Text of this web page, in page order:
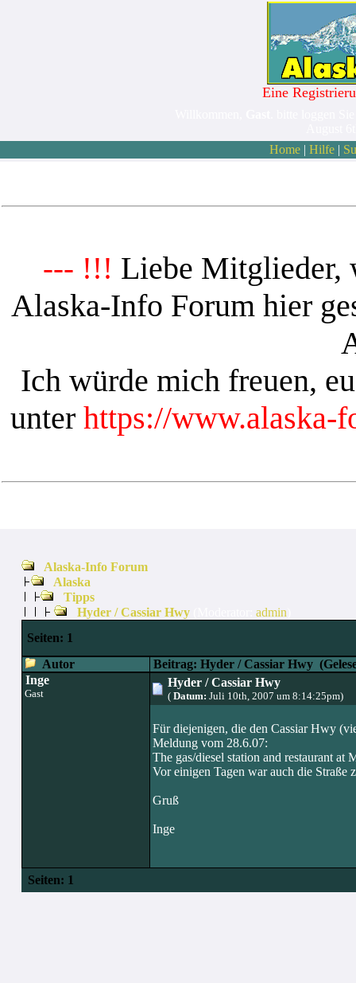
Eine
Home| Hilfe|
--- !!! Liebe Mitglieder,
Alaska-Info Forum hier
Ich würde mich freuen,
unter https://www.alaska-
Alaska-Info Forum
Alaska
Tipps
Hyder / Cassiar Hwy
admin
Seiten: 1
Autor
Beitrag: Hyder / Cassiar Hwy
Inge
Gast
Hyder / Cassiar Hwy
(Datum: Juli 10th, 2007 um 8:14:25pm)
Für diejenigen, die den Cassiar Hwy
Meldung vom 28.6.07:
The gas/diesel station and restaurant at
Vor einigen Tagen war auch die Straße
Gruß
Inge
Seiten: 1